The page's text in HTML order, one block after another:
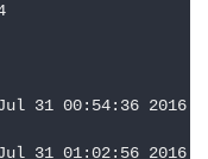
31 00:54:36 2016
31 01:02:56 2016